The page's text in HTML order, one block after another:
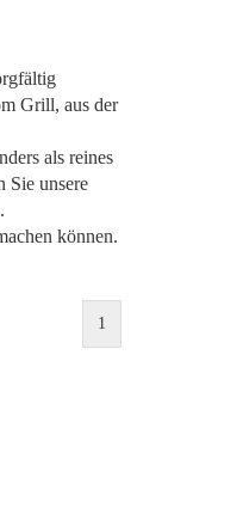
Grill, aus der
als reines
Sie unsere
können.
1